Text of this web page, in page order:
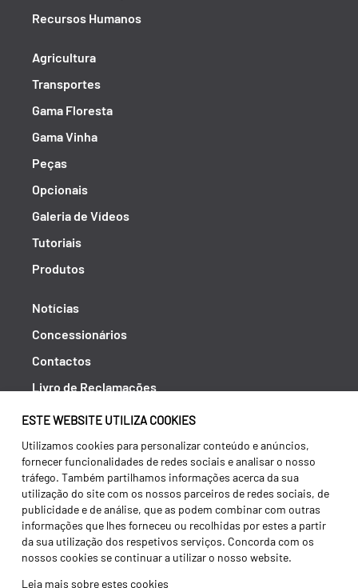
ESTE WEBSITE UTILIZA COOKIES
Utilizamos cookies para personalizar conteúdo e anúncios,
fornecer funcionalidades de redes sociais e analisar o nosso
tráfego. Também partilhamos informações acerca da sua
utilização do site com os nossos parceiros de redes sociais, de
publicidade e de análise, que as podem combinar com outras
informações que lhes forneceu ou recolhidas por estes a partir
da sua utilização dos respetivos serviços. Concorda com os
nossos cookies se continuar a utilizar o nosso website.
Leia mais sobre estes cookies
Recursos Humanos
Agricultura
Transportes
Gama Floresta
Gama Vinha
Peças
Opcionais
Galeria de Vídeos
Tutoriais
Produtos
Notícias
Concessionários
Contactos
Livro de Reclamações
Política de Privacidade
Canal de Denúncias (RGPC)
Termos e condições